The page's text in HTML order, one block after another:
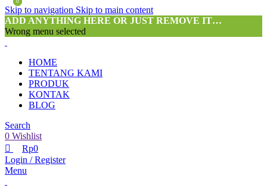
Skip to navigation Skip to main content
ADD ANYTHING HERE OR JUST REMOVE IT…
Wrong menu selected
HOME
TENTANG KAMI
PRODUK
KONTAK
BLOG
Search
0 Wishlist
0
Rp0
Login / Register
Menu
0